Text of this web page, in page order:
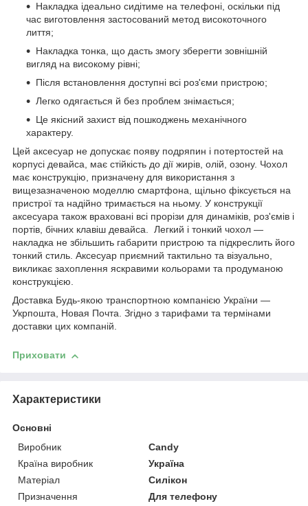
Накладка ідеально сидітиме на телефоні, оскільки під
час виготовлення застосований метод високоточного
лиття;
Накладка тонка, що дасть змогу зберегти зовнішній
вигляд на високому рівні;
Після встановлення доступні всі роз'єми пристрою;
Легко одягається й без проблем знімається;
Це якісний захист від пошкоджень механічного
характеру.
Цей аксесуар не допускає появу подряпин і потертостей на
корпусі девайса, має стійкість до дії жирів, олій, озону. Чохол
має конструкцію, призначену для використання з
вищезазначеною моделлю смартфона, щільно фіксується на
пристрої та надійно тримається на ньому. У конструкції
аксесуара також враховані всі прорізи для динаміків, роз'ємів і
портів, бічних клавіш девайса. Легкий і тонкий чохол —
накладка не збільшить габарити пристрою та підкреслить його
тонкий стиль. Аксесуар приємний тактильно та візуально,
викликає захоплення яскравими кольорами та продуманою
конструкцією.
Доставка Будь-якою транспортною компанією України —
Укрпошта, Новая Почта. Згідно з тарифами та термінами
доставки цих компаній.
Приховати
Характеристики
Основні
Виробник
Candy
Країна виробник
Україна
Матеріал
Силікон
Призначення
Для телефону